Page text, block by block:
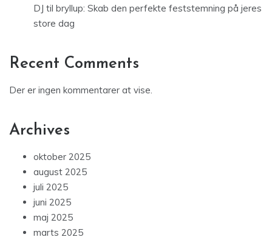
DJ til bryllup: Skab den perfekte feststemning på jeres
store dag
Recent Comments
Der er ingen kommentarer at vise.
Archives
oktober 2025
august 2025
juli 2025
juni 2025
maj 2025
marts 2025